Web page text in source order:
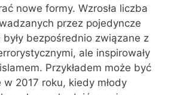
nowe formy. Wzrosła liczba
przez pojedyncze
bezpośrednio związane z
ale inspirowały
Przykładem może być
2017 roku, kiedy młody